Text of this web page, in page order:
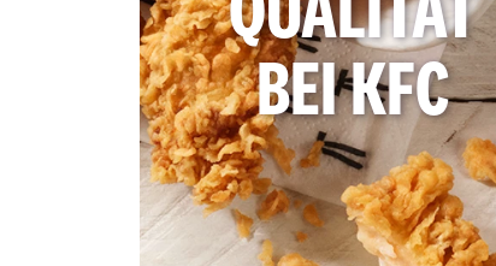
QUALITÄT
BEI KFC